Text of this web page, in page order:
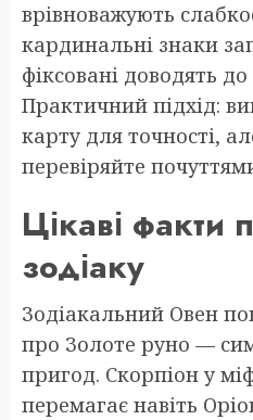
врівноважують
кардинальні знаки
фіксовані доводять
Практичний підхід:
карту для точності,
перевіряйте
Цікаві факти
зодіаку
Зодіакальний Овен
про Золоте руно —
пригод. Скорпіон у
перемагає навіть